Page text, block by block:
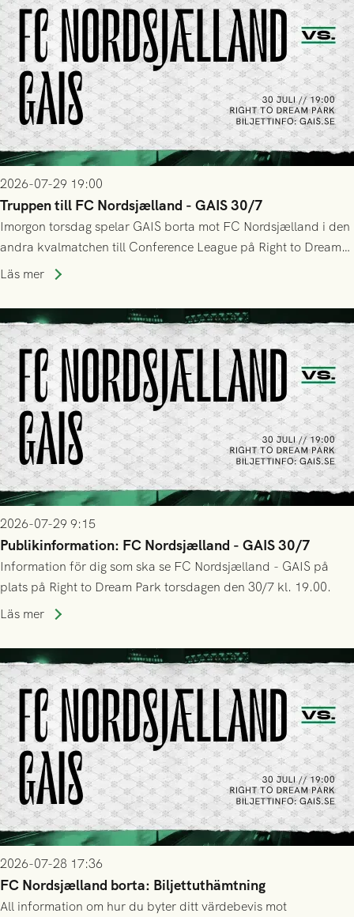
2026-07-29 19:00
Truppen till FC Nordsjælland - GAIS 30/7
Imorgon torsdag spelar GAIS borta mot FC Nordsjælland i den
andra kvalmatchen till Conference League på Right to Dream
Park! Fredrik Holmberg och ledarstaben har tagit ut följande
Läs mer
2026-07-29 9:15
Publikinformation: FC Nordsjælland - GAIS 30/7
Information för dig som ska se FC Nordsjælland - GAIS på
plats på Right to Dream Park torsdagen den 30/7 kl. 19.00.
Läs mer
2026-07-28 17:36
FC Nordsjælland borta: Biljettuthämtning
All information om hur du byter ditt värdebevis mot